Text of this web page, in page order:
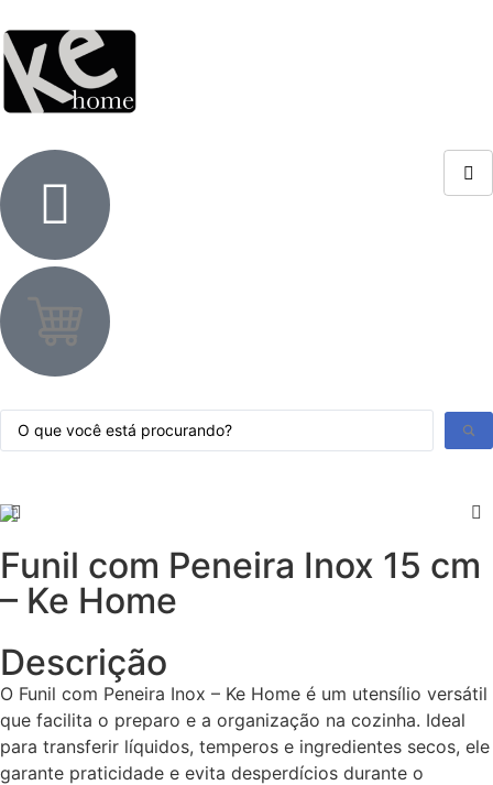
Funil com Peneira Inox 15 cm
– Ke Home
Descrição
O Funil com Peneira Inox – Ke Home é um utensílio versátil
que facilita o preparo e a organização na cozinha. Ideal
para transferir líquidos, temperos e ingredientes secos, ele
garante praticidade e evita desperdícios durante o